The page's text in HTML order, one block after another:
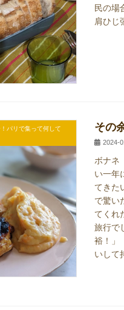
民の場
肩ひじ
パリで集って何して
その
2024-
ボナネ
い一年
てきた
で驚い
てくれ
旅行で
裕！」
いして